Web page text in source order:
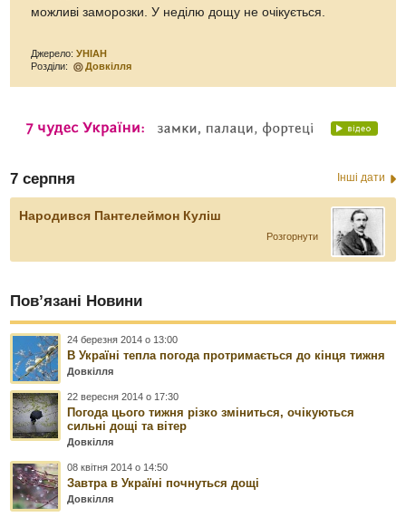
можливі заморозки. У неділю дощу не очікується.
Джерело:УНІАН
Розділи:
Довкілля
7 серпня Інші дати
Народився Пантелеймон Куліш
Розгорнути
Пов’язані Новини
24 березня 2014 о 13:00
В Україні тепла погода протримається до кінця тижня
Довкілля
22 вересня 2014 о 17:30
Погода цього тижня різко зміниться, очікуються
сильні дощі та вітер
Довкілля
08 квітня 2014 о 14:50
Завтра в Україні почнуться дощі
Довкілля